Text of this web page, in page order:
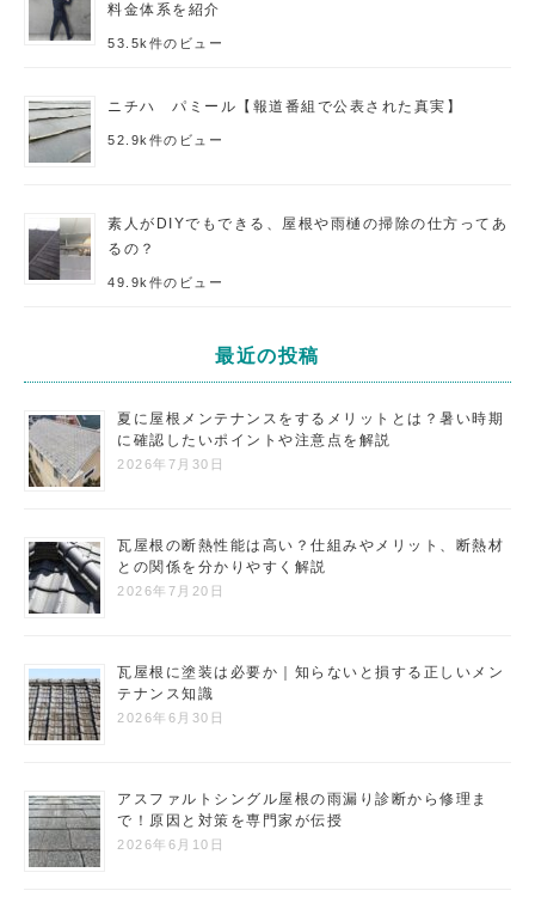
料金体系を紹介
53.5k件のビュー
ニチハ パミール【報道番組で公表された真実】
52.9k件のビュー
素人がDIYでもできる、屋根や雨樋の掃除の仕方ってあ
るの？
49.9k件のビュー
最近の投稿
夏に屋根メンテナンスをするメリットとは？暑い時期
に確認したいポイントや注意点を解説
2026年7月30日
瓦屋根の断熱性能は高い？仕組みやメリット、断熱材
との関係を分かりやすく解説
2026年7月20日
瓦屋根に塗装は必要か｜知らないと損する正しいメン
テナンス知識
2026年6月30日
アスファルトシングル屋根の雨漏り診断から修理ま
で！原因と対策を専門家が伝授
2026年6月10日